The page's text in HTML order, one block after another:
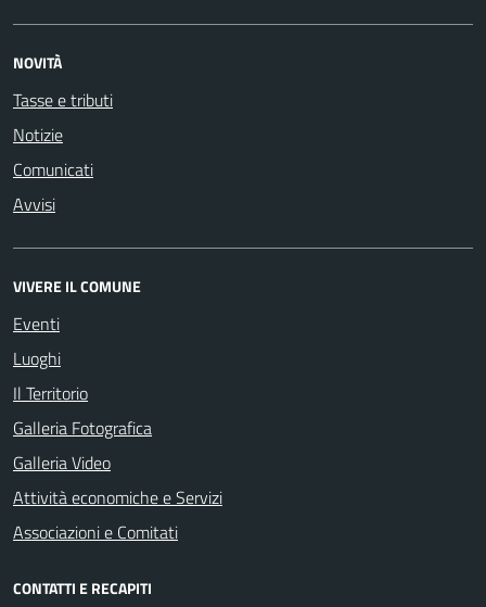
NOVITÀ
Tasse e tributi
Notizie
Comunicati
Avvisi
VIVERE IL COMUNE
Eventi
Luoghi
Il Territorio
Galleria Fotografica
Galleria Video
Attività economiche e Servizi
Associazioni e Comitati
CONTATTI E RECAPITI